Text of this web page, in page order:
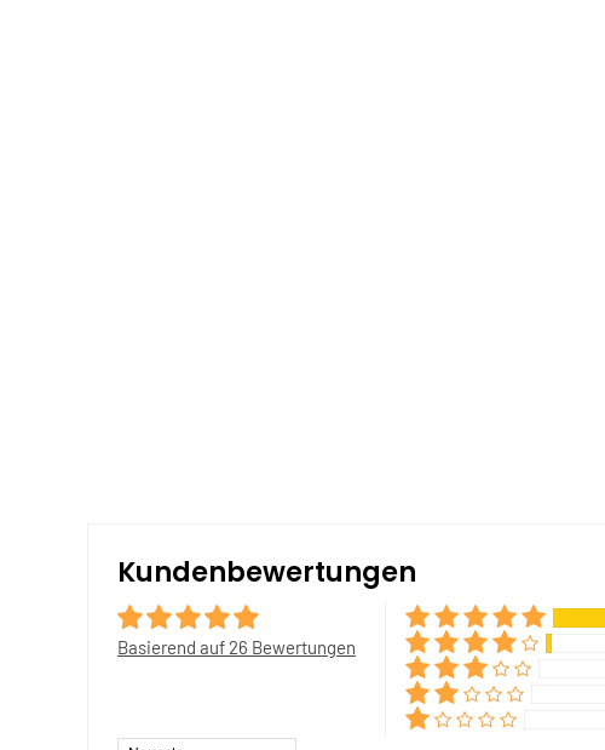
Kundenbewertungen
Basierend auf 26 Bewertungen